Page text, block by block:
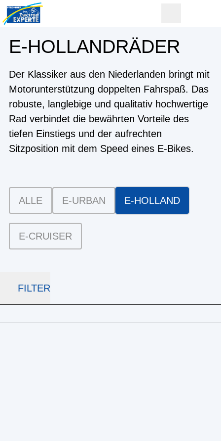
E-HOLLAND­RÄDER
Der Klassiker aus den Niederlanden bringt mit
Motorunterstützung doppelten Fahrspaß. Das
robuste, langlebige und qualitativ hochwertige
Rad verbindet die bewährten Vorteile des
tiefen Einstiegs und der aufrechten
Sitzposition mit dem Speed eines E-Bikes.
ALLE E-URBAN E-HOLLAND
E-CRUISER
FILTER